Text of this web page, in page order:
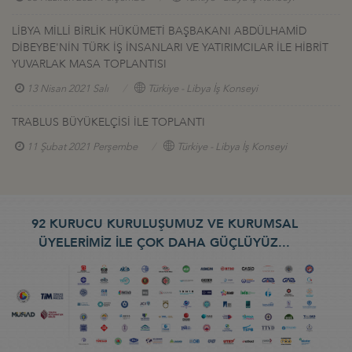
LİBYA MİLLİ BİRLİK HÜKÜMETİ BAŞBAKANI ABDÜLHAMİD
DİBEYBE'NİN TÜRK İŞ İNSANLARI VE YATIRIMCILAR İLE HİBRİT
YUVARLAK MASA TOPLANTISI
13 Nisan 2021 Salı Türkiye - Libya İş Konseyi
TRABLUS BÜYÜKELÇİSİ İLE TOPLANTI
11 Şubat 2021 Perşembe Türkiye - Libya İş Konseyi
92 KURUCU KURULUŞUMUZ VE KURUMSAL
ÜYELERİMİZ İLE ÇOK DAHA GÜÇLÜYÜZ...